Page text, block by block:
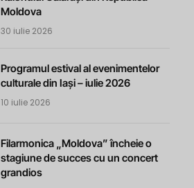
Moldova
30 iulie 2026
Programul estival al evenimentelor
culturale din Iași – iulie 2026
10 iulie 2026
Filarmonica „Moldova” încheie o
stagiune de succes cu un concert
grandios